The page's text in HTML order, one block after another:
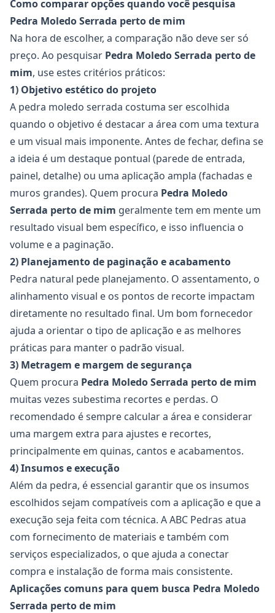
Como comparar opções quando você pesquisa
Pedra Moledo Serrada perto de mim
Na hora de escolher, a comparação não deve ser só
preço. Ao pesquisar Pedra Moledo Serrada perto de
mim, use estes critérios práticos:
1) Objetivo estético do projeto
A pedra moledo serrada costuma ser escolhida
quando o objetivo é destacar a área com uma textura
e um visual mais imponente. Antes de fechar, defina se
a ideia é um destaque pontual (parede de entrada,
painel, detalhe) ou uma aplicação ampla (fachadas e
muros grandes). Quem procura Pedra Moledo
Serrada perto de mim geralmente tem em mente um
resultado visual bem específico, e isso influencia o
volume e a paginação.
2) Planejamento de paginação e acabamento
Pedra natural pede planejamento. O assentamento, o
alinhamento visual e os pontos de recorte impactam
diretamente no resultado final. Um bom fornecedor
ajuda a orientar o tipo de aplicação e as melhores
práticas para manter o padrão visual.
3) Metragem e margem de segurança
Quem procura Pedra Moledo Serrada perto de mim
muitas vezes subestima recortes e perdas. O
recomendado é sempre calcular a área e considerar
uma margem extra para ajustes e recortes,
principalmente em quinas, cantos e acabamentos.
4) Insumos e execução
Além da pedra, é essencial garantir que os insumos
escolhidos sejam compatíveis com a aplicação e que a
execução seja feita com técnica. A ABC Pedras atua
com fornecimento de materiais e também com
serviços especializados, o que ajuda a conectar
compra e instalação de forma mais consistente.
Aplicações comuns para quem busca Pedra Moledo
Serrada perto de mim